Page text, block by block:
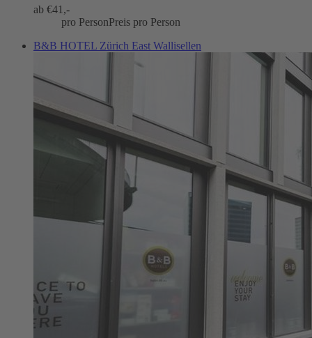
ab €41,-
pro PersonPreis pro Person
B&B HOTEL Zürich East Wallisellen